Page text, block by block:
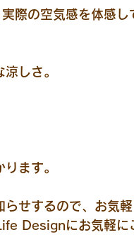
際の空気感を体感し
しさ。
ます。
せするので、お気
Designにお気軽に